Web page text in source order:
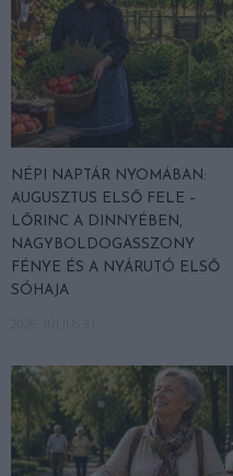
NÉPI NAPTÁR NYOMÁBAN:
AUGUSZTUS ELSŐ FELE –
LŐRINC A DINNYÉBEN,
NAGYBOLDOGASSZONY
FÉNYE ÉS A NYÁRUTÓ ELSŐ
SÓHAJA